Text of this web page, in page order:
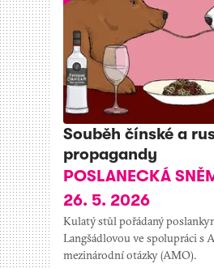
Souběh čínské a
propagandy
POSLANECKÁ
26. 5. 2026
Kulatý stůl pořádaný
Langšádlovou ve spolupráci s
mezinárodní otázky (AMO).